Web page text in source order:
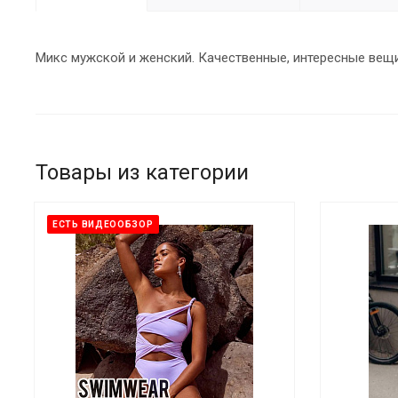
Микс мужской и женский. Качественные, интересные
Товары из категории
ЕСТЬ ВИДЕООБЗОР